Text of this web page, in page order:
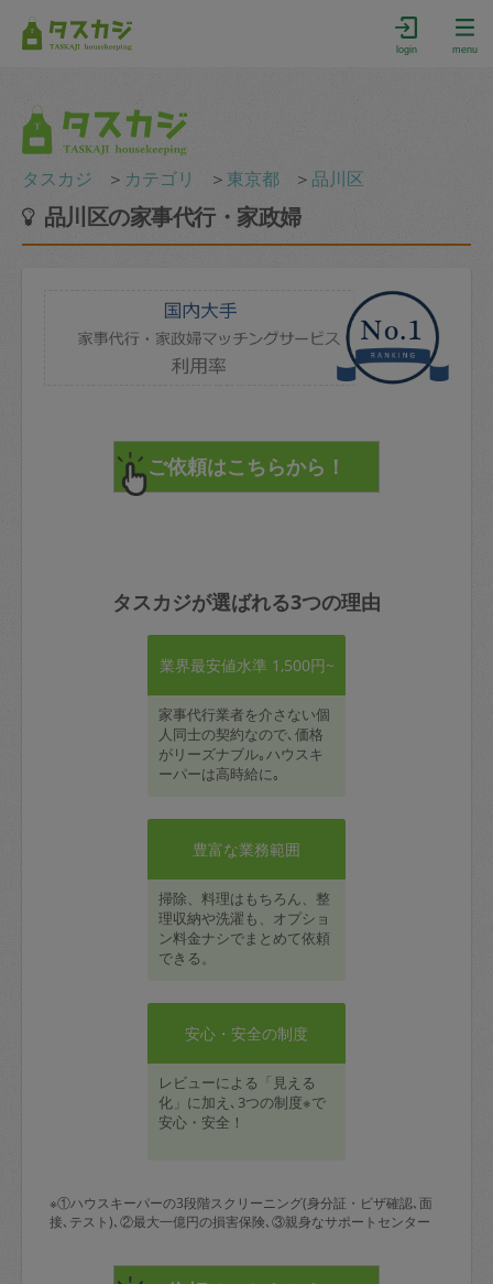
login menu
タスカジ ＞ カテゴリ ＞ 東京都 ＞ 品川区
品川区の家事代行・家政婦
タスカジが選ばれる3つの理由
業界最安値水準 1,500円~
家事代行業者を介さない個
人同士の契約なので､価格
がリーズナブル｡ハウスキ
ーパーは高時給に｡
豊富な業務範囲
掃除、料理はもちろん、整
理収納や洗濯も、オプショ
ン料金ナシでまとめて依頼
できる。
安心・安全の制度
レビューによる「見える
化」に加え､3つの制度※で
安心・安全！
※①ハウスキーパーの3段階スクリーニング(身分証・ビザ確認､面
接､テスト)､②最大一億円の損害保険､③親身なサポートセンター